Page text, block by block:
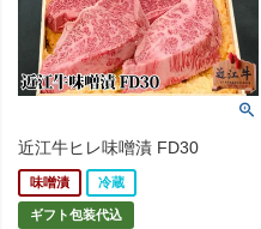
近江牛ヒレ味噌漬 FD30
味噌漬 冷蔵
ギフト包装代込